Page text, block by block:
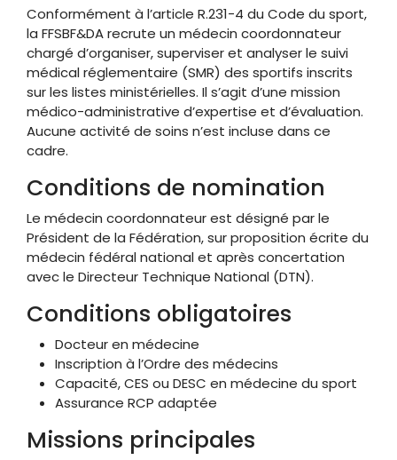
Conformément à l’article R.231-4 du Code du sport,
la FFSBF&DA recrute un médecin coordonnateur
chargé d’organiser, superviser et analyser le suivi
médical réglementaire (SMR) des sportifs inscrits
sur les listes ministérielles. Il s’agit d’une mission
médico-administrative d’expertise et d’évaluation.
Aucune activité de soins n’est incluse dans ce
cadre.
Conditions de nomination
Le médecin coordonnateur est désigné par le
Président de la Fédération, sur proposition écrite du
médecin fédéral national et après concertation
avec le Directeur Technique National (DTN).
Conditions obligatoires
Docteur en médecine
Inscription à l’Ordre des médecins
Capacité, CES ou DESC en médecine du sport
Assurance RCP adaptée
Missions principales